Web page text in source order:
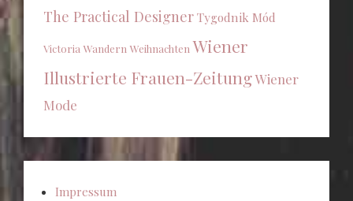
The Practical Designer Tygodnik Mód
Victoria Wandern Weihnachten Wiener
Illustrierte Frauen-ZeitungWiener
Mode
Impressum